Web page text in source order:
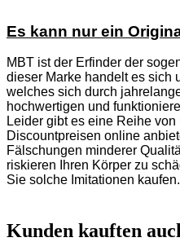
Es kann nur ein
MBT ist der Erfinder der
dieser Marke handelt es sich
welches sich durch
hochwertigen und
Leider gibt es eine Reihe von
Discountpreisen online
Fälschungen minderer
riskieren Ihren Körper zu
Sie solche Imitationen kaufen.
Kunden kauften